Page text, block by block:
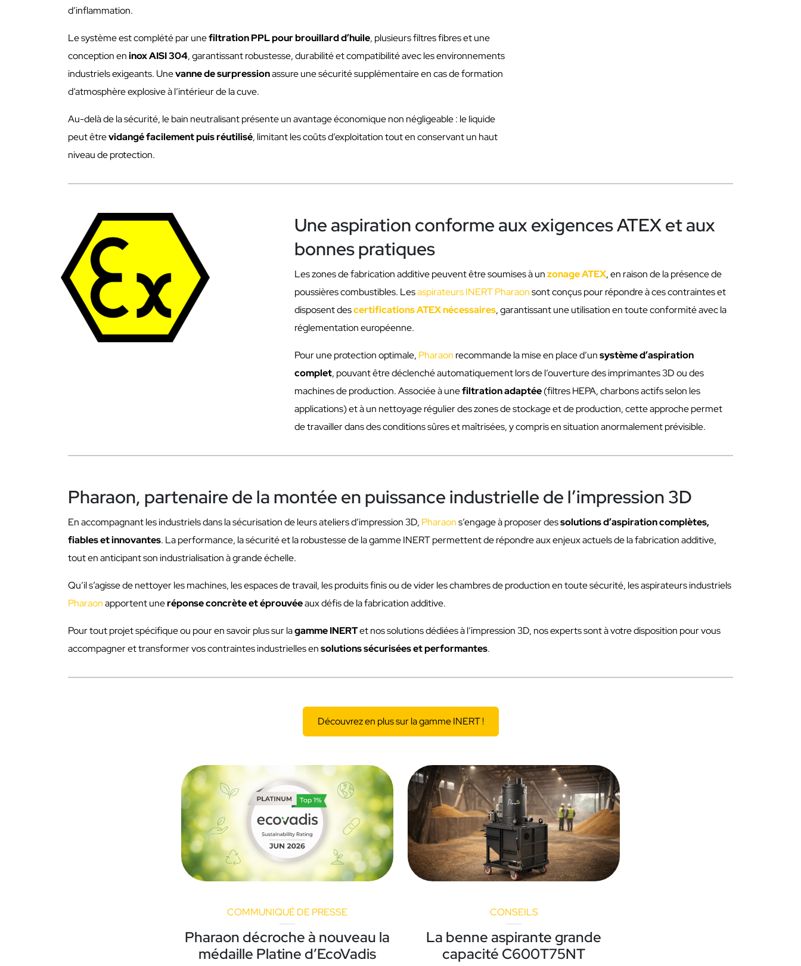
d’inflammation.
Le système est complété par unefiltration PPL pour brouillard d’huile, plusieurs filtres fibres et une
conception eninox AISI 304, garantissant robustesse, durabilité et compatibilité avec les environnements
industriels exigeants. Unevanne de surpressionassure une sécurité supplémentaire en cas de formation
d’atmosphère explosive à l’intérieur de la cuve.
Au-delà de la sécurité, le bain neutralisant présente un avantage économique non négligeable : le liquide
peut êtrevidangé facilement puis réutilisé, limitant les coûts d’exploitation tout en conservant un haut
niveau de protection.
Une aspiration conforme aux exigences ATEX et aux
bonnes pratiques
Les zones de fabrication additive peuvent être soumises à unzonage ATEX, en raison de la présence de
poussières combustibles. Lesaspirateurs INERT Pharaonsont conçus pour répondre à ces contraintes et
disposent descertifications ATEX nécessaires, garantissant une utilisation en toute conformité avec la
réglementation européenne.
Pour une protection optimale, Pharaon recommande la mise en place d’unsystème d’aspiration
complet, pouvant être déclenché automatiquement lors de l’ouverture des imprimantes 3D ou des
machines de production. Associée à unefiltration adaptée(filtres HEPA, charbons actifs selon les
applications) et à un nettoyage régulier des zones de stockage et de production, cette approche permet
de travailler dans des conditions sûres et maîtrisées, y compris en situation anormalement prévisible.
Pharaon, partenaire de la montée en puissance industrielle de l’impression 3D
En accompagnant les industriels dans la sécurisation de leurs ateliers d’impression 3D, Pharaons’engage à proposer dessolutions d’aspiration complètes,
fiables et innovantes. La performance, la sécurité et la robustesse de la gamme INERT permettent de répondre aux enjeux actuels de la fabrication additive,
tout en anticipant son industrialisation à grande échelle.
Qu’il s’agisse de nettoyer les machines, les espaces de travail, les produits finis ou de vider les chambres de production en toute sécurité, les aspirateurs industriels
Pharaonapportent uneréponse concrète et éprouvéeaux défis de la fabrication additive.
Pour tout projet spécifique ou pour en savoir plus sur lagamme INERTet nos solutions dédiées à l’impression 3D, nos experts sont à votre disposition pour vous
accompagner et transformer vos contraintes industrielles ensolutions sécurisées et performantes.
Découvrez en plus sur la gamme INERT !
COMMUNIQUÉ DE PRESSE
Pharaon décroche à nouveau la
médaille Platine d’EcoVadis
CONSEILS
La benne aspirante grande
capacité C600T75NT